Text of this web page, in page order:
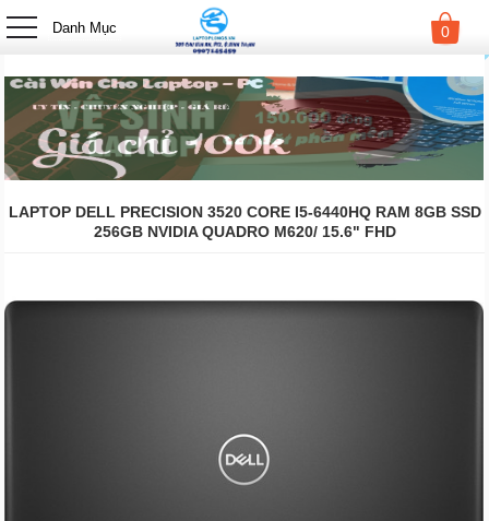
Danh Mục 0
LAPTOP DELL PRECISION 3520 CORE I5-6440HQ RAM 8GB SSD
256GB NVIDIA QUADRO M620/ 15.6" FHD